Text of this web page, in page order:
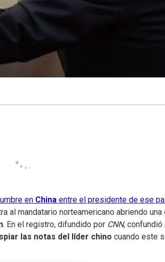
en China entre el presidente de ese
al mandatario norteamericano abriendo una
. En el registro, difundido por CNN, confundió
las notas del líder chino cuando este